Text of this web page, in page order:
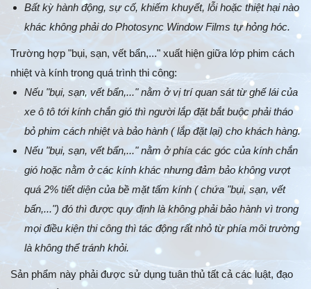
Bất kỳ hành động, sự cố, khiếm khuyết, lỗi hoặc thiệt hại nào
khác không phải do Photosync Window Films tự hỏng hóc.
Trường hợp "bụi, sạn, vết bẩn,..." xuất hiện giữa lớp phim cách
nhiệt và kính trong quá trình thi công:
Nếu "bụi, sạn, vết bẩn,..." nằm ở vị trí quan sát từ ghế lái của
xe ô tô tới kính chắn gió thì người lắp đặt bắt buộc phải tháo
bỏ phim cách nhiệt và bảo hành ( lắp đặt lại) cho khách hàng.
Nếu "bụi, sạn, vết bẩn,..." nằm ở phía các góc của kính chắn
gió hoặc nằm ở các kính khác nhưng đảm bảo không vượt
quá 2% tiết diện của bề mặt tấm kính ( chứa "bụi, sạn, vết
bẩn,...") đó thì được quy định là không phải bảo hành vì trong
mọi điều kiện thi công thì tác động rất nhỏ từ phía môi trường
là không thể tránh khỏi.
Sản phẩm này phải được sử dụng tuân thủ tất cả các luật, đạo